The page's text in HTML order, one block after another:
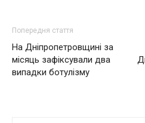
Попередня стаття
На Дніпропетровщині за
місяць зафіксували два
випадки ботулізму